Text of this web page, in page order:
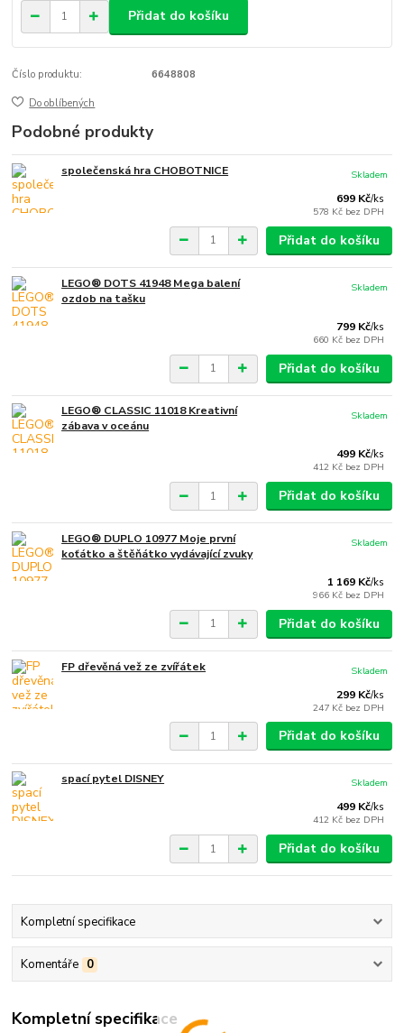
Přidat do košíku
Číslo produktu: 6648808
Do oblíbených
Podobné produkty
společenská hra CHOBOTNICE
699 Kč/ks
578 Kč bez DPH
Skladem
Přidat do košíku
LEGO® DOTS 41948 Mega balení
ozdob na tašku
799 Kč/ks
660 Kč bez DPH
Skladem
Přidat do košíku
LEGO® CLASSIC 11018 Kreativní
zábava v oceánu
499 Kč/ks
412 Kč bez DPH
Skladem
Přidat do košíku
LEGO® DUPLO 10977 Moje první
koťátko a štěňátko vydávající zvuky
1 169 Kč/ks
966 Kč bez DPH
Skladem
Přidat do košíku
FP dřevěná vež ze zvířátek
299 Kč/ks
247 Kč bez DPH
Skladem
Přidat do košíku
spací pytel DISNEY
499 Kč/ks
412 Kč bez DPH
Skladem
Přidat do košíku
Kompletní specifikace
Komentáře 0
Kompletní specifikace